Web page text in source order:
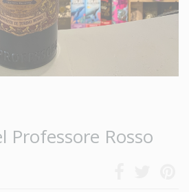
Professore Rosso